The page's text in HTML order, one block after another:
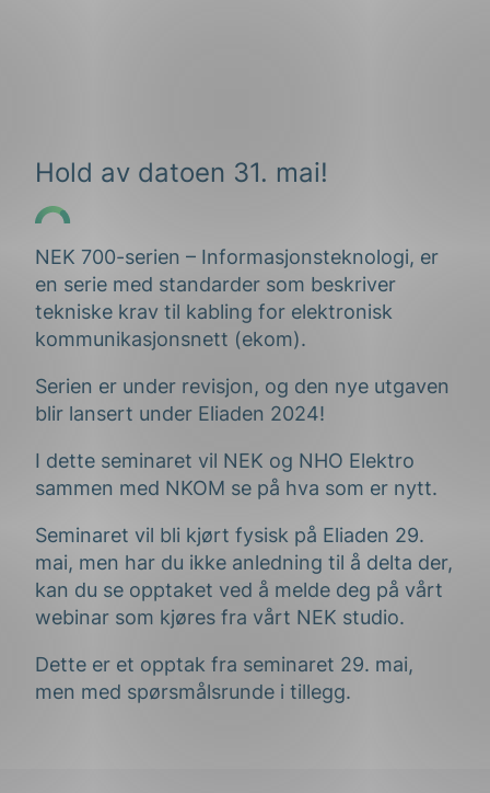
Hold av datoen 31. mai!
NEK 700-serien – Informasjonsteknologi, er
en serie med standarder som beskriver
tekniske krav til kabling for elektronisk
kommunikasjonsnett (ekom).
Serien er under revisjon, og den nye utgaven
blir lansert under Eliaden 2024!
I dette seminaret vil NEK og NHO Elektro
sammen med NKOM se på hva som er nytt.
Seminaret vil bli kjørt fysisk på Eliaden 29.
mai, men har du ikke anledning til å delta der,
kan du se opptaket ved å melde deg på vårt
webinar som kjøres fra vårt NEK studio.
Dette er et opptak fra seminaret 29. mai,
men med spørsmålsrunde i tillegg.